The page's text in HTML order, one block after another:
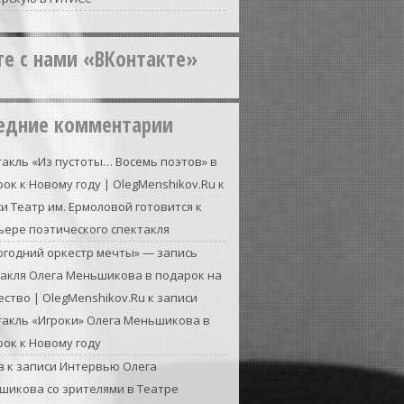
с нами «ВКонтакте»
комментарии
«Из пустоты… Восемь поэтов» в
к Новому году | OlegMenshikov.Ru к
Театр им. Ермоловой готовится к
поэтического спектакля
оркестр мечты» — запись
Олега Меньшикова в подарок на
| OlegMenshikov.Ru к записи
«Игроки» Олега Меньшикова в
к Новому году
к записи Интервью Олега
со зрителями в Театре